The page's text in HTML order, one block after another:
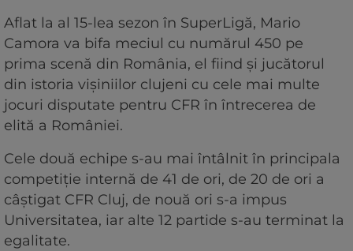
Aflat la al 15-lea sezon în SuperLigă, Mario
Camora va bifa meciul cu numărul 450 pe
prima scenă din România, el fiind și jucătorul
din istoria vișiniilor clujeni cu cele mai multe
jocuri disputate pentru CFR în întrecerea de
elită a României.
Cele două echipe s-au mai întâlnit în principala
competiție internă de 41 de ori, de 20 de ori a
câștigat CFR Cluj, de nouă ori s-a impus
Universitatea, iar alte 12 partide s-au terminat la
egalitate.